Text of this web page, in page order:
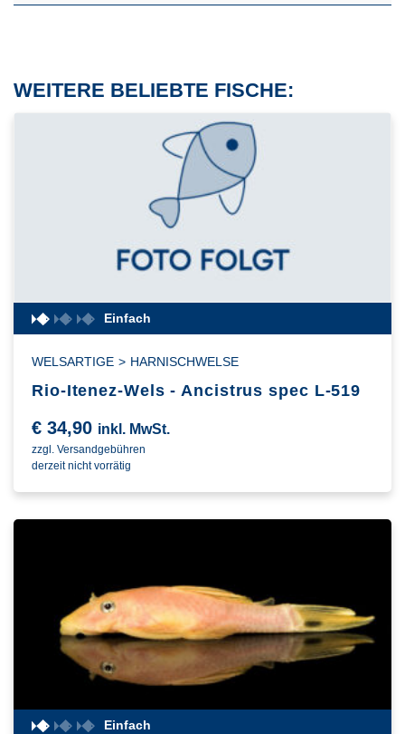
WEITERE BELIEBTE FISCHE:
Einfach
WELSARTIGE > HARNISCHWELSE
Rio-Itenez-Wels - Ancistrus spec L-519
€ 34,90 inkl. MwSt.
zzgl. Versandgebühren
derzeit nicht vorrätig
Einfach